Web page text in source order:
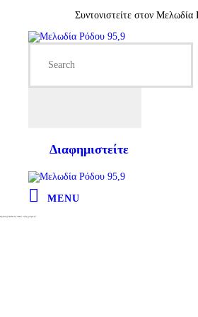
Συντονιστείτε στον
Διαφημιστείτε
MENU
Ορέστης Χαλκιάς “Μια πόλη μαγική”